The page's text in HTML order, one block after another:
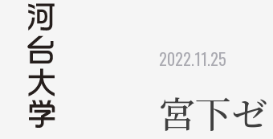
2022.11.25
宮下